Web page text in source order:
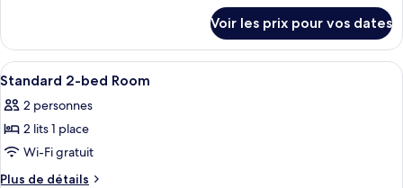
le
type
de
Chambre
Double
Voir les prix pour vos dates
Afficher
toutes
les
photos
pour
ce
Une chambre d’hôtel avec deux
12
Standard 2-bed Room
2 personnes
2 lits 1 place
Wi-Fi gratuit
Plus de détails
Plus